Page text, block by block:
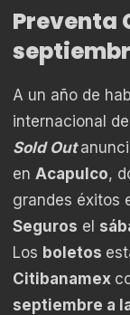
Preventa
A un año de
internacional de
Sold Out
en Acapulco,
grandes éxitos
Seguros el
Los boletos
Citibanamex
septiembre a